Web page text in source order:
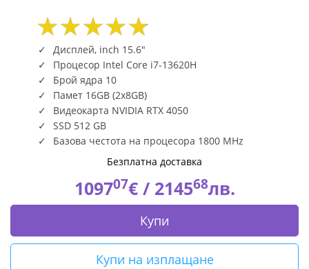
Дисплей, inch 15.6"
Процесор Intel Core i7-13620H
Брой ядра 10
Памет 16GB (2x8GB)
Видеокарта NVIDIA RTX 4050
SSD 512 GB
Базова честота на процесора 1800 MHz
Безплатна доставка
109707€ / 214568лв.
Купи
Купи на изплащане